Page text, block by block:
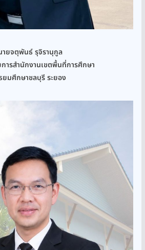
ายจตุพันธ์ รุจิรานุกูล
ารสำนักงานเขตพื้นที่การศึกษา
ยมศึกษาชลบุรี ระยอง